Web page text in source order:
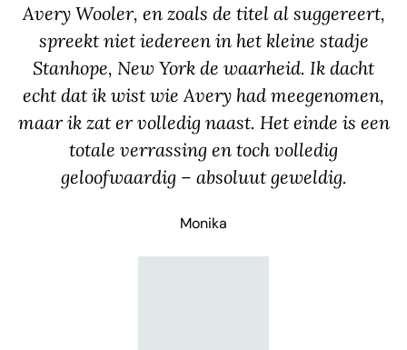
Avery Wooler, en zoals de titel al suggereert,
spreekt niet iedereen in het kleine stadje
Stanhope, New York de waarheid. Ik dacht
echt dat ik wist wie Avery had meegenomen,
maar ik zat er volledig naast. Het einde is een
totale verrassing en toch volledig
geloofwaardig – absoluut geweldig.
Monika